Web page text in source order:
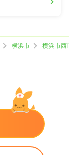
横浜市
横浜市西